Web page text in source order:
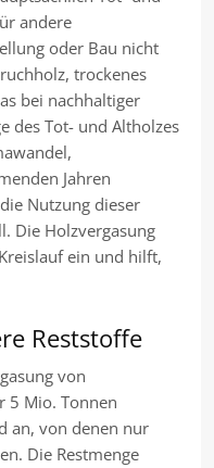
andere
oder Bau nicht
trockenes
bei nachhaltiger
des Tot- und Altholzes
Jahren
Nutzung dieser
Die Holzvergasung
ein und hilft,
Reststoffe
von
5 Mio. Tonnen
an, von denen nur
Die Restmenge